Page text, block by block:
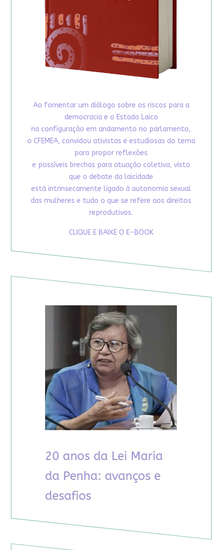
Ao fomentar um diálogo sobre os riscos para a
democracia e o Estado Laico
na configuração em andamento no parlamento,
o CFEMEA, convidou ativistas e estudiosas do tema
para propor reflexões
e possíveis brechas para atuação coletiva, visto
que o debate da laicidade
está intrinsecamente ligado à autonomia sexual
das mulheres e tudo o que se refere aos direitos
reprodutivos.
CLIQUE E BAIXE O E-BOOK